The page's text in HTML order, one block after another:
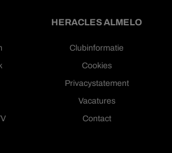
HERACLES ALMELO
Clubinformatie
Cookies
Privacystatement
Vacatures
Contact